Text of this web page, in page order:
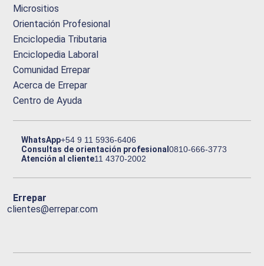
Micrositios
Orientación Profesional
Enciclopedia Tributaria
Enciclopedia Laboral
Comunidad Errepar
Acerca de Errepar
Centro de Ayuda
WhatsApp+54 9 11 5936-6406
Consultas de orientación profesional0810-666-3773
Atención al cliente11 4370-2002
Errepar
clientes@errepar.com